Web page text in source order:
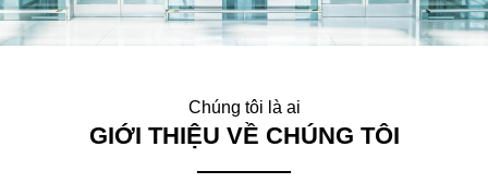
Chúng tôi là ai
GIỚI THIỆU VỀ CHÚNG TÔI